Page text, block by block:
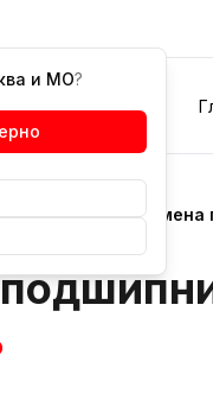
и МО?
генераторов Замена